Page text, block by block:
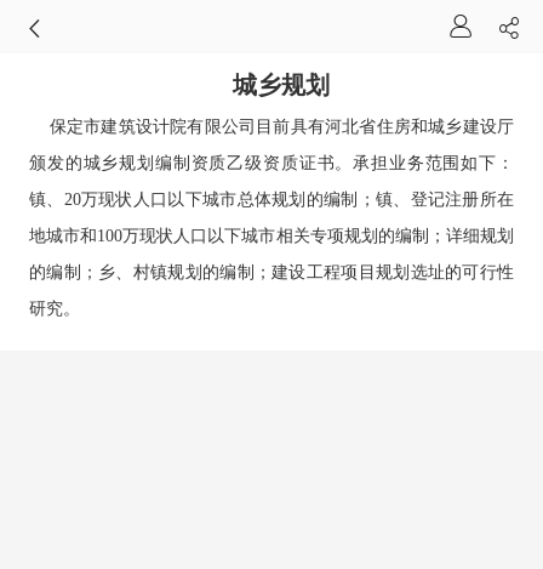
城乡规划
保定市建筑设计院有限公司目前具有河北省住房和城乡建设厅
颁发的城乡规划编制资质乙级资质证书。承担业务范围如下：
镇、20万现状人口以下城市总体规划的编制；镇、登记注册所在
地城市和100万现状人口以下城市相关专项规划的编制；详细规划
的编制；乡、村镇规划的编制；建设工程项目规划选址的可行性
研究。